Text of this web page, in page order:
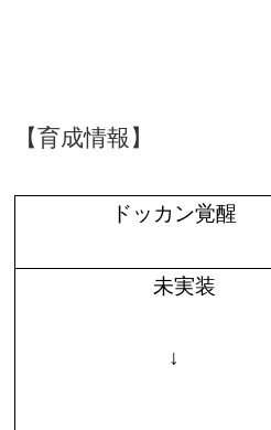
【育成情報】
ドッカン覚醒
未実装
↓